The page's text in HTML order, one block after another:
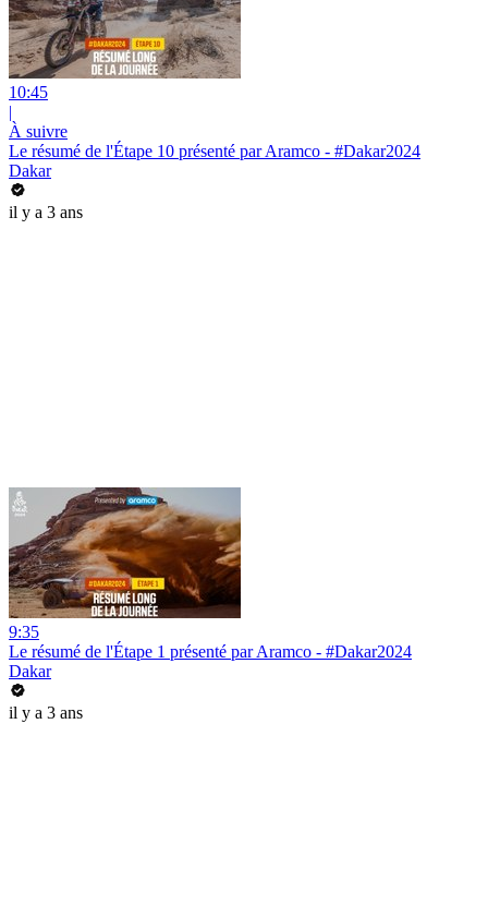
10:45
|
À suivre
Le résumé de l'Étape 10 présenté par Aramco - #Dakar2024
Dakar
il y a 3 ans
9:35
Le résumé de l'Étape 1 présenté par Aramco - #Dakar2024
Dakar
il y a 3 ans